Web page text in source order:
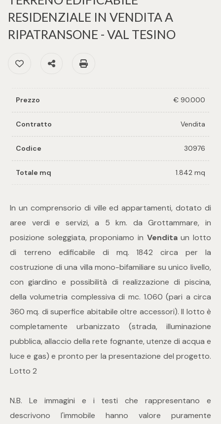
RESIDENZIALE IN VENDITA A
RIPATRANSONE - VAL TESINO
Preferiti: Cod. 30976
Condividi
Prezzo € 90.000
Contratto Vendita
Codice 30976
Totale mq 1.842 mq
In un comprensorio di ville ed appartamenti, dotato di
aree verdi e servizi, a 5 km. da Grottammare, in
posizione soleggiata, proponiamo in Venditaun lotto
di terreno edificabile di mq. 1842 circa per la
costruzione di una villa mono-bifamiliare su unico livello,
con giardino e possibilità di realizzazione di piscina,
della volumetria complessiva di mc. 1.060 (pari a circa
360 mq. di superfice abitabile oltre accessori). Il lotto è
completamente urbanizzato (strada, illuminazione
pubblica, allaccio della rete fognante, utenze di acqua e
luce e gas) e pronto per la presentazione del progetto.
Lotto 2
N.B. Le immagini e i testi che rappresentano e
descrivono l'immobile hanno valore puramente
Richiedi
immobile
vendi il
immobile
Contattaci
Provincia
Comune
-
Residenziali
Commerciali
Prezzo